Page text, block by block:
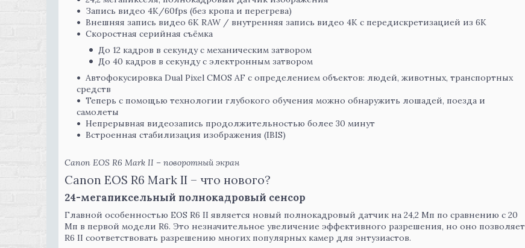
Запись видео 4K/60fps (без кропа и перегрева)
Внешняя запись видео 6K RAW / внутренняя запись видео 4K с передискретизацией из 6K
Скоростная серийная съёмка
До 12 кадров в секунду с механическим затвором
До 40 кадров в секунду с электронным затвором
Автофокусировка Dual Pixel CMOS AF с определением объектов: людей, животных, транспортных
средств
Теперь с помощью технологии глубокого обучения можно обнаружить лошадей, поезда и
самолеты
Непрерывная видеозапись продолжительностью более 30 минут
Встроенная стабилизация изображения (IBIS)
Canon EOS R6 Mark II – поворотный экран
Canon EOS R6 Mark II – что нового?
24-мегапиксельный полнокадровый сенсор
Главной особенностью EOS R6 II является новый полнокадровый датчик на 24,2 Мп по сравнению с 20
Мп в первой модели R6. Это незначительное увеличение эффективного разрешения, но оно позволяет
R6 II соответствовать разрешению многих популярных камер для энтузиастов.